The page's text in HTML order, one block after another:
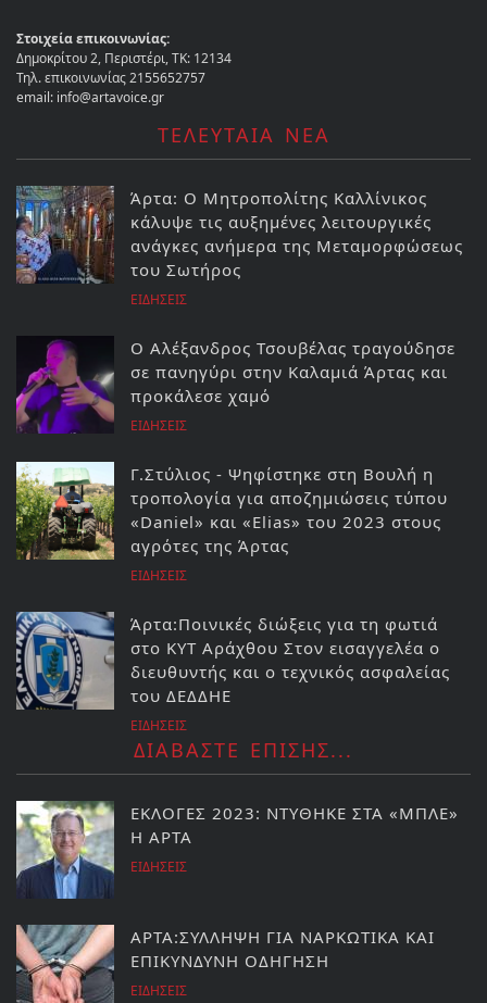
Στοιχεία επικοινωνίας:
Δημοκρίτου 2, Περιστέρι, ΤΚ: 12134
Τηλ. επικοινωνίας 2155652757
email: info@artavoice.gr
ΤΕΛΕΥΤΑΙΑ ΝΕΑ
Άρτα: Ο Μητροπολίτης Καλλίνικος
κάλυψε τις αυξημένες λειτουργικές
ανάγκες ανήμερα της Μεταμορφώσεως
του Σωτήρος
ΕΙΔΗΣΕΙΣ
Ο Αλέξανδρος Τσουβέλας τραγούδησε
σε πανηγύρι στην Καλαμιά Άρτας και
προκάλεσε χαμό
ΕΙΔΗΣΕΙΣ
Γ.Στύλιος - Ψηφίστηκε στη Βουλή η
τροπολογία για αποζημιώσεις τύπου
«Daniel» και «Elias» του 2023 στους
αγρότες της Άρτας
ΕΙΔΗΣΕΙΣ
Άρτα:Ποινικές διώξεις για τη φωτιά
στο ΚΥΤ Αράχθου Στον εισαγγελέα ο
διευθυντής και ο τεχνικός ασφαλείας
του ΔΕΔΔΗΕ
ΕΙΔΗΣΕΙΣ
ΔΙΑΒΑΣΤΕ ΕΠΙΣΗΣ...
ΕΚΛΟΓΕΣ 2023: ΝΤΥΘΗΚΕ ΣΤΑ «ΜΠΛΕ»
Η ΑΡΤΑ
ΕΙΔΗΣΕΙΣ
ΑΡΤΑ:ΣΥΛΛΗΨΗ ΓΙΑ ΝΑΡΚΩΤΙΚΑ ΚΑΙ
ΕΠΙΚΥΝΔΥΝΗ ΟΔΗΓΗΣΗ
ΕΙΔΗΣΕΙΣ